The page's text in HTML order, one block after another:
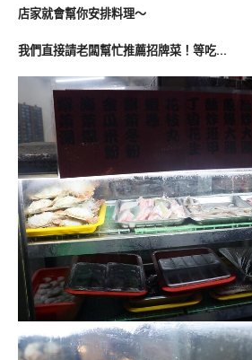
店家就會幫你安排料理～
我們直接請老闆幫忙推薦招牌菜！等吃…